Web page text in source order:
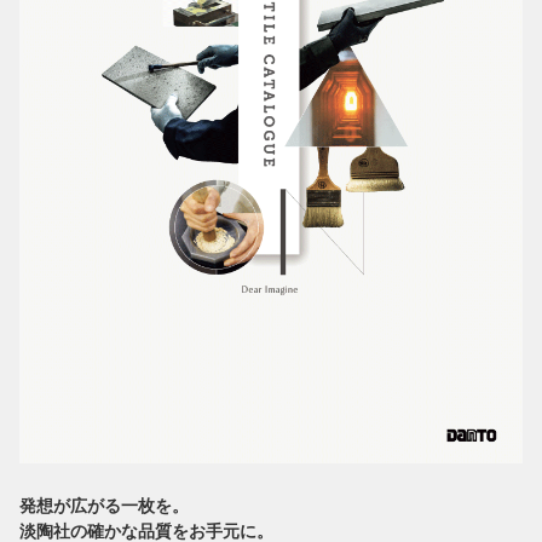
発想が広がる一枚を。
淡陶社の確かな品質をお手元に。